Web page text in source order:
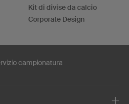
Kit di divise da calcio
Corporate Design
campionatura